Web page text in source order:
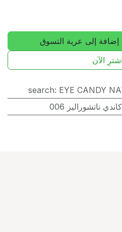
إضافة إلى عربة التسوق
اشترِ الآن
search: EYE CANDY
ناتشوراليز 006